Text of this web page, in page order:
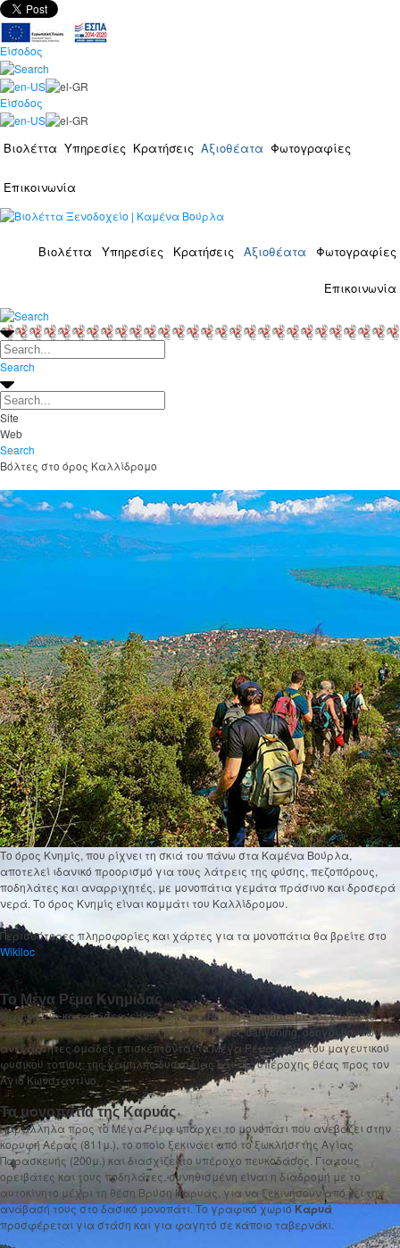
Είσοδος
Είσοδος
Βιολέττα Υπηρεσίες Κρατήσεις Αξιοθέατα Φωτογραφίες
Επικοινωνία
Βιολέττα Υπηρεσίες Κρατήσεις Αξιοθέατα Φωτογραφίες
Επικοινωνία
Search
Site
Web
Search
Βόλτες στο όρος Καλλίδρομο
Το όρος Κνημίς, που ρίχνει τη σκιά του πάνω στα Καμένα Βούρλα,
αποτελεί ιδανικό προορισμό για τους λάτρεις της φύσης, πεζοπόρους,
ποδηλάτες και αναρριχητές, με μονοπάτια γεμάτα πράσινο και δροσερά
νερά. Το όρος Κνημίς είναι κομμάτι του Καλλίδρομου.
Περισσότερες πληροφορίες και χάρτες για τα μονοπάτια θα βρείτε στο
Wikiloc
Το Μέγα Ρέμα Κνημίδας
Ιδανικό για καταβάσεις είναι το Μέγα Ρέμα Κνημίδας, με τρεχούμενα
νερά, φυσικές τσουλίθρες και βάθρα. Σχολές canyoning, οδηγοί βουνών και
ανεξάρτητες ομάδες επισκέπτονται το Μέγα Ρέμα λόγω του μαγευτικού
φυσικού τοπίου, της χαμηλής δυσκολίας και της υπέροχης θέας προς τον
Άγιο Κωνσταντίνο.
Τα μονοπάτια της Καρυάς
Παράλληλα προς το Μέγα Ρέμα υπάρχει το μονοπάτι που ανεβάζει στην
κορυφή Αέρας (811μ.), το οποίο ξεκινάει από το ξωκλήσι της Αγίας
Παρασκευής (200μ.) και διασχίζει το υπέροχο πευκοδάσος. Για τους
ορειβάτες και τους ποδηλάτες, συνηθισμένη είναι η διαδρομή με το
αυτοκίνητο μέχρι τη θέση Βρύση Καρυάς, για να ξεκινήσουν από κει την
ανάβασή τους στο δασικό μονοπάτι. Το γραφικό χωριόΚαρυά
προσφέρεται για στάση και για φαγητό σε κάποιο ταβερνάκι.